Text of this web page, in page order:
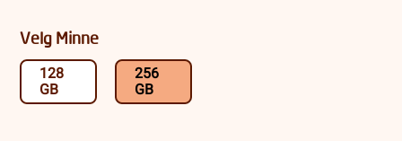
Velg Minne
128
GB
256
GB